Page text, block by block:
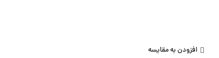
افزودن به مقایسه